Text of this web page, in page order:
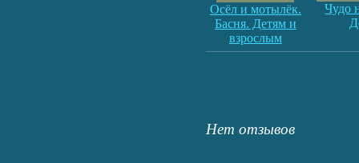
Осёл и мотылёк.
Басня. Детям и
взрослым
Чудо
Нет отзывов